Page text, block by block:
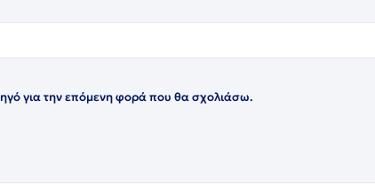
για την επόμενη φορά που θα σχολιάσω.